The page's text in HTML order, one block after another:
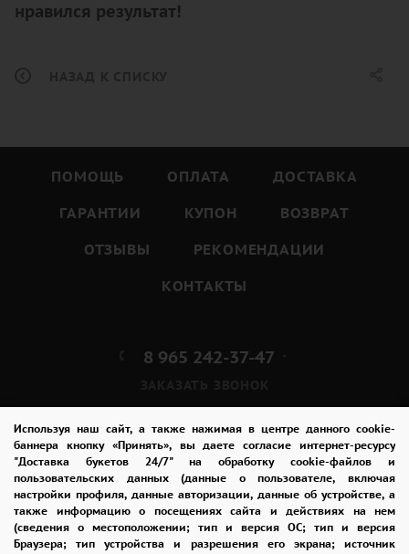
Используя наш сайт, а также нажимая в центре данного cookie-
баннера кнопку «Принять», вы даете согласие интернет-ресурсу
"Доставка букетов 24/7" на обработку cookie-файлов и
пользовательских данных (данные о пользователе, включая
настройки профиля, данные авторизации, данные об устройстве, а
также информацию о посещениях сайта и действиях на нем
(сведения о местоположении; тип и версия ОС; тип и версия
Браузера; тип устройства и разрешения его экрана; источник
нравился результат!
ПОМОЩЬ ОПЛАТА
ДОСТАВКА
ГАРАНТИИ
КУПОН
ВОЗВРАТ
ОТЗЫВЫ
РЕКОМЕНДАЦИИ
КОНТАКТЫ
8 965 242-37-47
admin@buket24delivery.ru
пр. Михаила Нагибина д. 32И,
ТЦ «Горизонт»
ПОЛИТИКА КОНФИДЕНЦИАЛЬНОСТИ